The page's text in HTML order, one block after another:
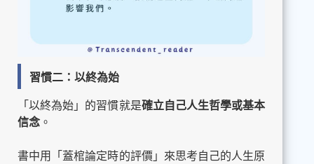
習慣二：以終為始
「以終為始」的習慣就是確立自己人生哲學或基本
信念 。
書中用「蓋棺論定時的評價」來思考自己的人生原